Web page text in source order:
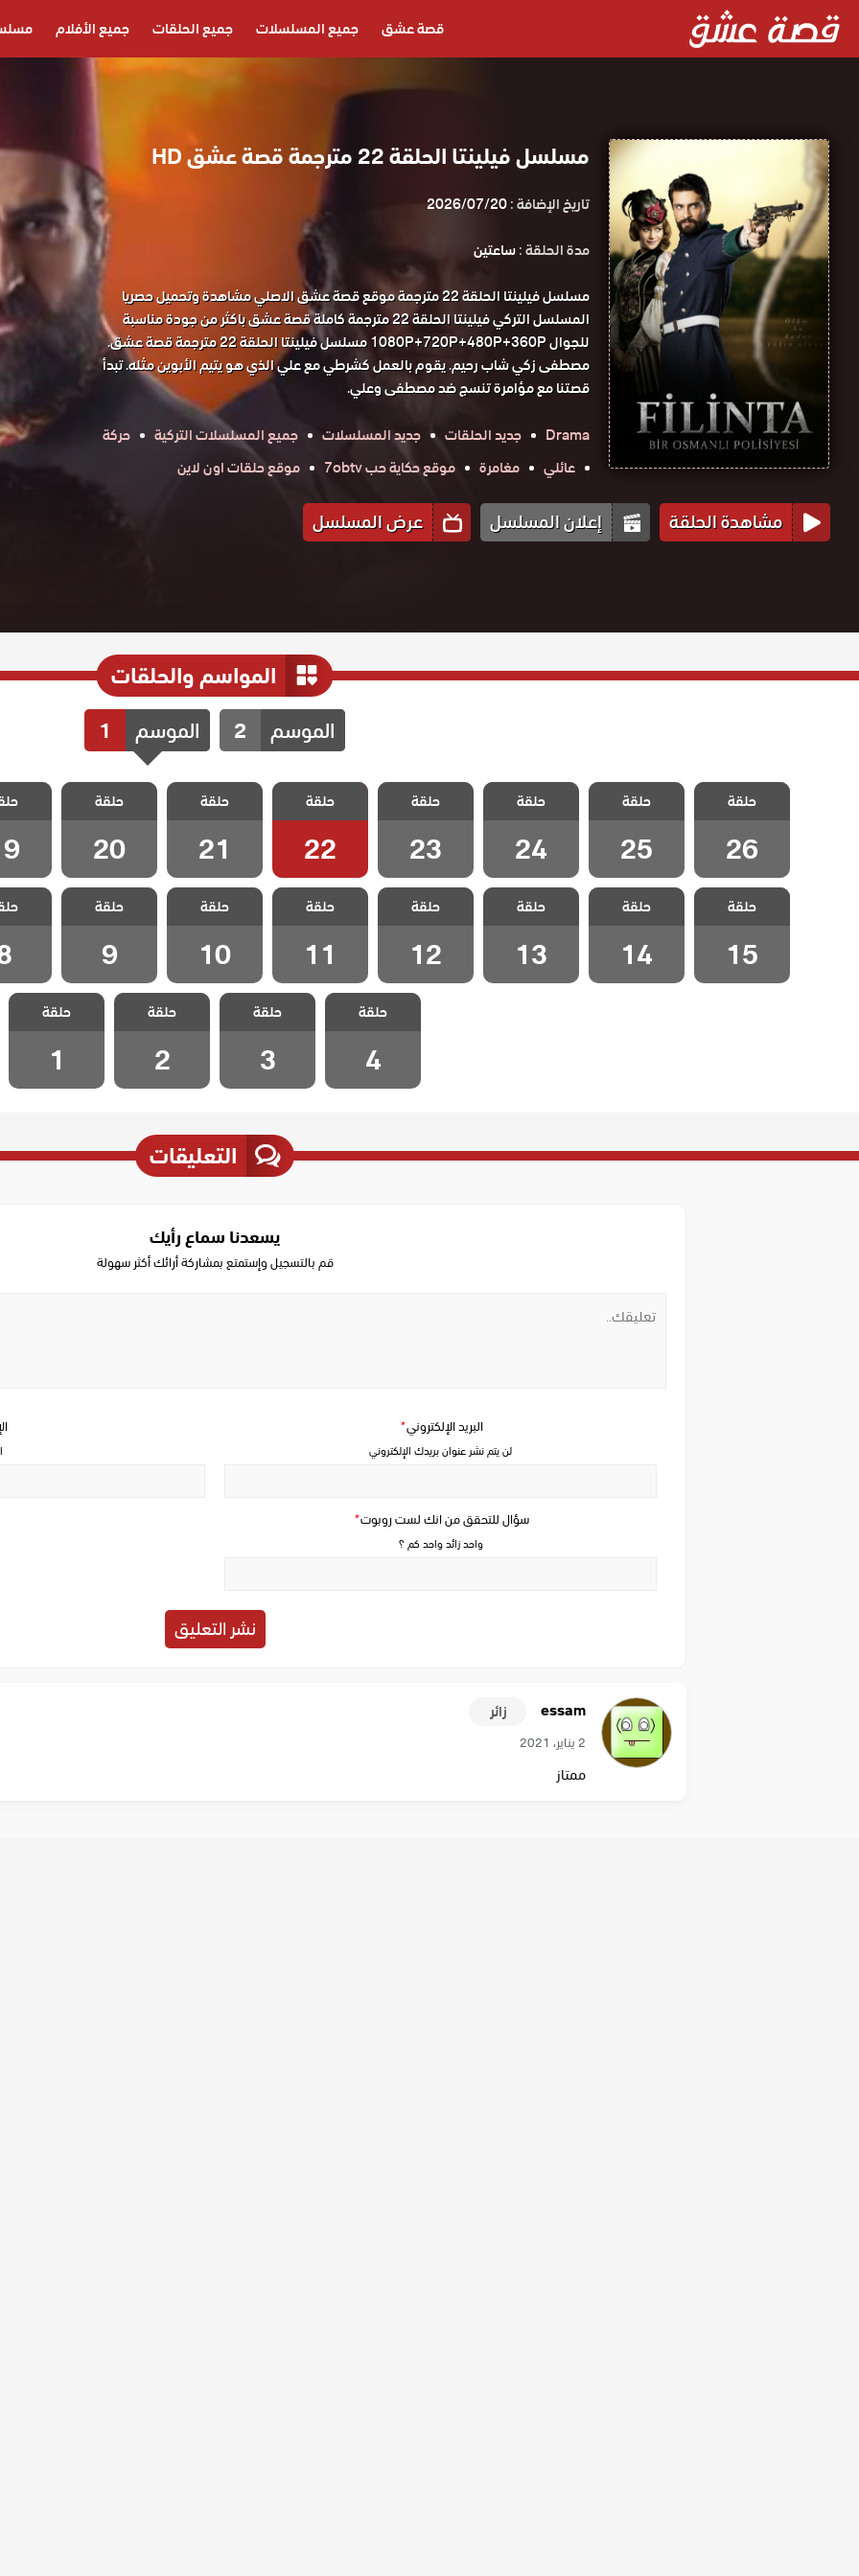
قصة عشق جميع المسلسلات جميع الحلقات جميع الأفلام
مسلسل فيلينتا الحلقة 22 مترجمة قصة عشق HD
تاريخ الإضافة :2026/07/20
مدة الحلقة :ساعتين
مسلسل فيلينتا الحلقة 22 مترجمة موقع قصة عشق الاصلي مشاهدة وتحميل حصريا
المسلسل التركي فيلينتا الحلقة 22 مترجمة كاملة قصة عشق باكثر من جودة مناسبة
للجوال 1080P+720P+480P+360P مسلسل فيلينتا الحلقة 22 مترجمة قصة عشق.
مصطفى زكي شاب رحيم. يقوم بالعمل كشرطي مع علي الذي هو يتيم الأبوين مثله. تبدأ
قصتنا مع مؤامرة تنسج ضد مصطفى وعلي.
Drama
جديد الحلقات جديد المسلسلات جميع المسلسلات التركية
حركة
عائلي
مغامرة موقع حكاية حب 7obtv موقع حلقات اون لاين
مشاهدة الحلقة إعلان المسلسل عرض المسلسل
المواسم والحلقات
الموسم 2 الموسم 1
مسلسل فيلينتا
الحلقة 26
حلقة
26
مسلسل فيلينتا
الحلقة 25
حلقة
25
مسلسل فيلينتا
الحلقة 24
حلقة
24
مسلسل فيلينتا
الحلقة 23
حلقة
23
مسلسل فيلينتا
الحلقة 22
حلقة
22
مسلسل فيلينتا
الحلقة 21
حلقة
21
مسلسل فيلينتا
الحلقة 20
حلقة
20
مسلسل
مسلسل فيلينتا
الحلقة 15
حلقة
15
مسلسل فيلينتا
الحلقة 14
حلقة
14
مسلسل فيلينتا
الحلقة 13
حلقة
13
مسلسل فيلينتا
الحلقة 12
حلقة
12
مسلسل فيلينتا
الحلقة 11
حلقة
11
مسلسل فيلينتا
الحلقة 10
حلقة
10
مسلسل فيلينتا
الحلقة 9
حلقة
9
مسلسل
مسلسل فيلينتا
الحلقة 4
حلقة
4
مسلسل فيلينتا
الحلقة 3
حلقة
3
مسلسل فيلينتا
الحلقة 2
حلقة
2
مسلسل فيلينتا
الحلقة 1
حلقة
1
التعليقات
يسعدنا سماع رأيك
قم بالتسجيل وإستمتع بمشاركة أرائك أكثر سهولة
سؤال للتحقق من انك لست روبوت*
واحد زائد واحد كم ؟
البريد الإلكتروني*
لن يتم نشر عنوان بريدك الإلكتروني
essam زائر
2 يناير، 2021
ممتاز